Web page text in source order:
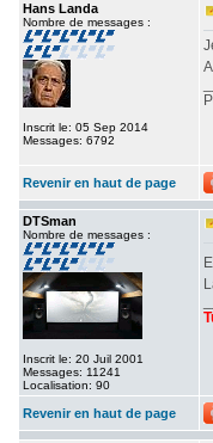
Hans Landa
Nombre de messages :
Inscrit le: 05 Sep 2014
Messages: 6792
Revenir en haut de page
DTSman
Nombre de messages :
Inscrit le: 20 Juil 2001
Messages: 11241
Localisation: 90
Revenir en haut de page